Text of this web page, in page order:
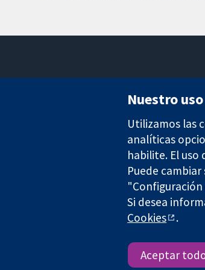
The Cochrane Collaboration is a charity (no.
Copyright © 2026 The Cochrane Collaboration
Nuestro
Utilizamos las
analíticas
habilite. El uso
Puede
"Configuración
Si desea
Cookies
.
Aceptar